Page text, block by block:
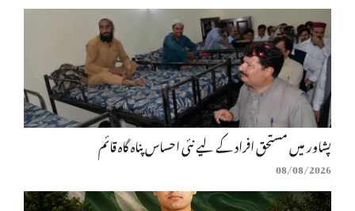
پشاور میں مستحق افراد کے لیے نئی احساس پناہ گاہ قائم
08/08/2026